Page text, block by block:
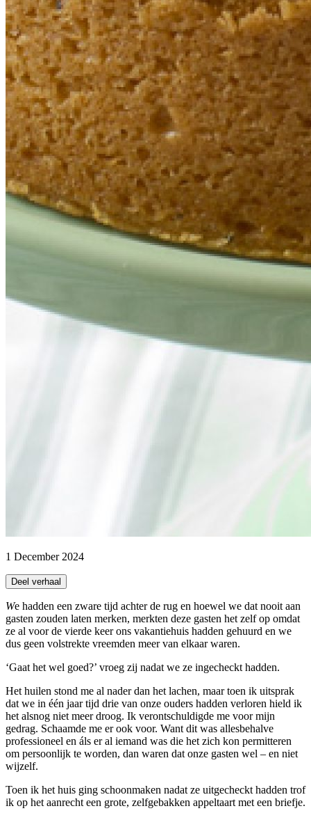
1 December 2024
Deel verhaal
We hadden een zware tijd achter de rug en hoewel we dat nooit aan
gasten zouden laten merken, merkten deze gasten het zelf op omdat
ze al voor de vierde keer ons vakantiehuis hadden gehuurd en we
dus geen volstrekte vreemden meer van elkaar waren.
‘Gaat het wel goed?’ vroeg zij nadat we ze ingecheckt hadden.
Het huilen stond me al nader dan het lachen, maar toen ik uitsprak
dat we in één jaar tijd drie van onze ouders hadden verloren hield ik
het alsnog niet meer droog. Ik verontschuldigde me voor mijn
gedrag. Schaamde me er ook voor. Want dit was allesbehalve
professioneel en áls er al iemand was die het zich kon permitteren
om persoonlijk te worden, dan waren dat onze gasten wel – en niet
wijzelf.
Toen ik het huis ging schoonmaken nadat ze uitgecheckt hadden trof
ik op het aanrecht een grote, zelfgebakken appeltaart met een briefje.